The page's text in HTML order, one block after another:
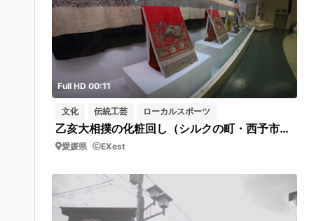
Full HD 00:11
文化 伝統工芸 ローカルスポーツ
乙亥大相撲の化粧回し（シルクの町・西予市野村シルク博物館）左から右へ移動
愛媛県 EXest